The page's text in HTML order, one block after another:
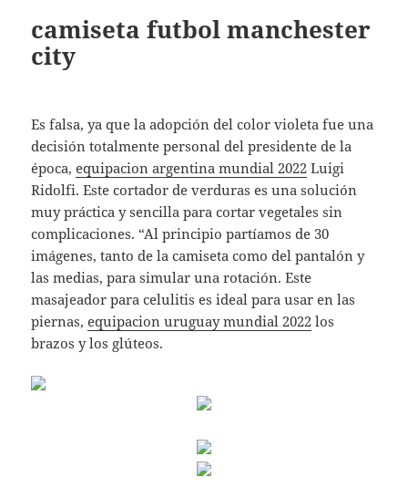
camiseta futbol manchester
city
Es falsa, ya que la adopción del color violeta fue una
decisión totalmente personal del presidente de la
época,equipacion argentina mundial 2022 Luigi
Ridolfi. Este cortador de verduras es una solución
muy práctica y sencilla para cortar vegetales sin
complicaciones. “Al principio partíamos de 30
imágenes, tanto de la camiseta como del pantalón y
las medias, para simular una rotación. Este
masajeador para celulitis es ideal para usar en las
piernas,equipacion uruguay mundial 2022 los
brazos y los glúteos.